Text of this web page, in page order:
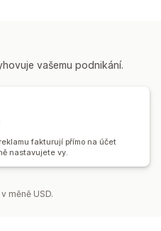
reklamu
vašemu podnikání.
fakturují přímo na účet
nastavujete vy.
měně USD.